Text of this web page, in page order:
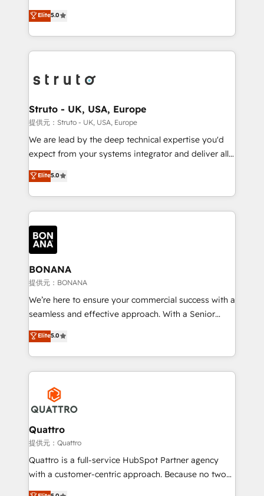
HubSpot with your business needs. 🌟 Proven
Results: We’ve helped businesses of all sizes
Packages: Choose ongoing support or project-based
solutions. We offer service packages designed to fit
focus is on fine-tuning and enhancing your growth,
sales, and marketing operations. Unlike conventional
marketing agencies, we dive deep into the
operational aspects of your business, ensuring that
functioning optimally. With our expertise in leading
wealth of knowledge and experience to the table.
Our strategies are tailored to your business's unique
needs, ensuring a personalized approach that aligns
with your growth objectives.
Elite5.0
Struto - UK, USA, Europe
提供元：Struto - UK, USA, Europe
We are lead by the deep technical expertise you'd
expect from your systems integrator and deliver all
the agency services you'd expect from your
HubSpot Solutions Partner. As one of the UK's
longest-standing partners, we are experts at
maximising the value of the HubSpot platform and
building an integrated growth stack that brings your
business, operational and technical requirements to
life, and creates a 360˚ view of your customer to
help your teams do more. We specialise in HubSpot
technical services, website design and development
as well as agency services that help set you up for
success. Now, more than ever you need to connect
customer service. It's time to empower your teams
to create great customer experiences that generate
happen.
Elite5.0
BONANA
提供元：BONANA
We’re here to ensure your commercial success with a
seamless and effective approach. With a Senior
team that has 10+ years of experience in HubSpot,
we have a deep understanding of SaaS, Business
Services and E-commerce together with Retail. We
streamline and enhance your Sales, Marketing &
Service efforts, providing insights in your
commercial operations. We're good at RevOps,
automating and optimizing your marketing, sales &
service operations with AI, designing and building
your website, and we drive growth through Account-
Based Marketing, SEO, SEA and many other tactics.
No worries, we will advise you in which to deploy
Elite5.0
Quattro
提供元：Quattro
Quattro is a full-service HubSpot Partner agency
with a customer-centric approach. Because no two
clients have the same needs, Quattro offer a